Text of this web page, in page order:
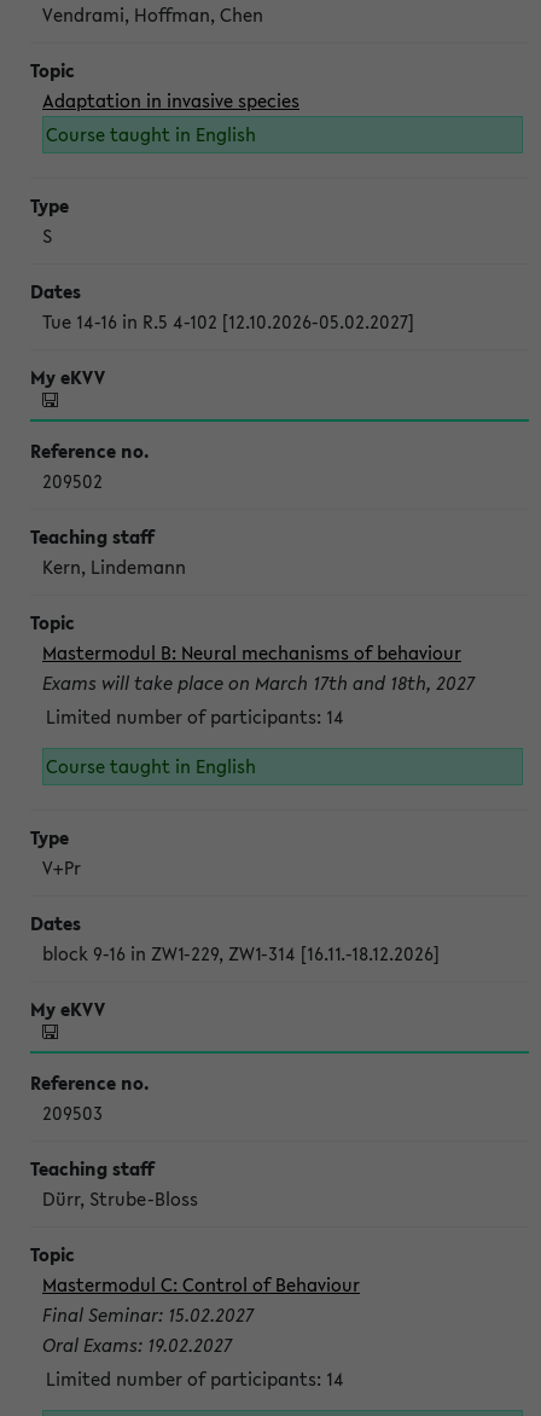
Vendrami, Hoffman, Chen
Adaptation in invasive species
Course taught in English
S
Tue 14-16 in R.5 4-102 [12.10.2026-05.02.2027]
209502
Kern, Lindemann
Mastermodul B: Neural mechanisms of behaviour
Exams will take place on March 17th and 18th, 2027
Limited number of participants: 14
Course taught in English
V+Pr
block 9-16 in ZW1-229, ZW1-314 [16.11.-18.12.2026]
209503
Dürr, Strube-Bloss
Mastermodul C: Control of Behaviour
Final Seminar: 15.02.2027
Oral Exams: 19.02.2027
Limited number of participants: 14